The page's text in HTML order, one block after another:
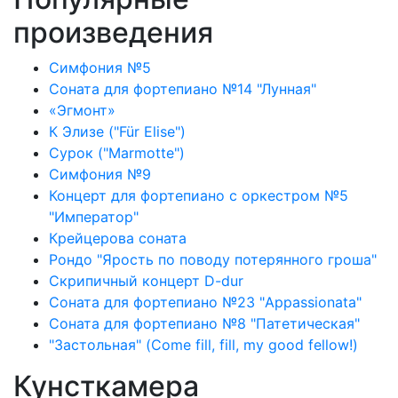
произведения
Симфония №5
Соната для фортепиано №14 "Лунная"
«Эгмонт»
К Элизе ("Für Elise")
Сурок ("Marmotte")
Симфония №9
Концерт для фортепиано с оркестром №5
"Император"
Крейцерова соната
Рондо "Ярость по поводу потерянного гроша"
Скрипичный концерт D-dur
Соната для фортепиано №23 "Appassionata"
Соната для фортепиано №8 "Патетическая"
"Застольная" (Come fill, fill, my good fellow!)
Кунсткамера